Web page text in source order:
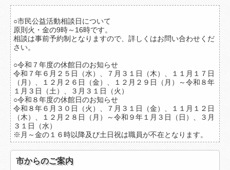
北部
日付から
今月
翌月
翌々月
種別から
○市民公益活動相談日について
原則火・金の9時～16時です。
相談は事前予約制となりますので、詳しくはお問い合わせくだ
さい。
○令和７年度の休館日のお知らせ
令和７年６月２５日（水）、７月３１日（木）、１１月１７日
（月）、１２月２６日（金）、１２月２９日（月）～令和８年
１月３日（土）、３月３１日（火）
○令和８年度の休館日のお知らせ
令和８年６月３０日（火）、７月３１日（金）、１１月１２日
（木）、１２月２８日（月）～令和９年１月３日（日）、３月
３１日（水）
※月～金の１６時以降及び土日祝は職員が不在となります。
市からのご案内